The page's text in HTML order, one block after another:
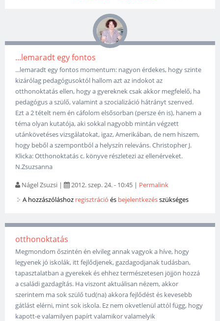
...lemaradt egy fontos
...lemaradt egy fontos momentum: nagyon érdekes, hogy szinte
kizárólag pedagógusoktól hallom azt az indokot az
otthonoktatás ellen, hogy a gyereknek csak akkor megfelelő, ha
pedagógus a szülő, valamint a szocializáció hátrányt szenved.
Ezt a 2 tételt nem én cáfolom elsősorban (persze én is), hanem a
téma olyan kutatója, aki sokkal nagyobb mintán végzett
utánkövetéses vizsgálatokat, igaz, Amerikában, de nem hiszem,
hogy beből a szempontból a helyszín releváns. Christopher J.
Klicka: Otthonoktatás c. könyve részletezi az ellenérveket.
N.Zsuzsanna
Nágel Zsuzsi | 2012. szep. 24. - 10:45 | Permalink
A hozzászóláshoz regisztráció és bejelentkezésszükséges
otthonoktatás
Megmondom őszintén én elvileg annak vagyok a híve, hogy
legyenek jó iskolák, itt fejlődjenek, gazdagodjanak tudásban,
tapasztalatban a gyerekek és ehhez természetesen jöjjön hozzá
a családi gazdagítás. Ha viszont aktuálisan nézem, akkor
szerintem ma sok szülő tud(na) akkora fejlődést és kevesebb
gátlást elérni, mint sok iskola. Ez nem okvetlenül attól függ, hogy
kapott-e valamilyen papírt valamikor valamelyik